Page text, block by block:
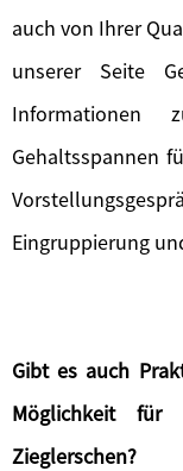
auch von Ihrer
unserer Seite
Gehaltsspannen
Eingruppierung
Gibt es auch
Möglichkeit für
Zieglerschen?